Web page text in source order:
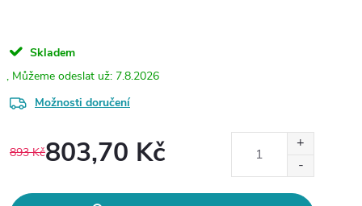
Skladem
7.8.2026
Možnosti doručení
893 Kč803,70 Kč